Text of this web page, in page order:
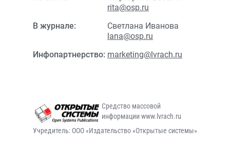
rita@osp.ru
В журнале:
Светлана Иванова
lana@osp.ru
Инфопартнерство: marketing@lvrach.ru
Средство массовой
информации www.lvrach.ru
Учредитель: ООО «Издательство «Открытые системы»